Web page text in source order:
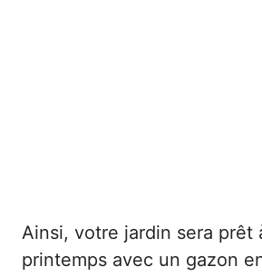
Ainsi, votre jardin sera prêt
printemps avec un gazon